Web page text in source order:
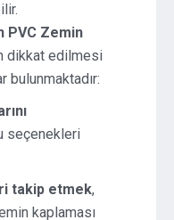
PVC Zemin
dikkat edilmesi
bulunmaktadır:
seçenekleri
takip etmek,
kaplaması